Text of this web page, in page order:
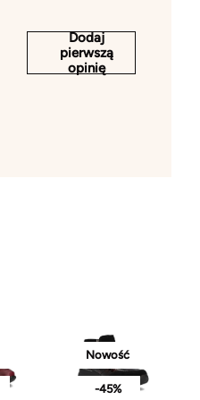
Dodaj
pierwszą
opinię
Nowość
-45%